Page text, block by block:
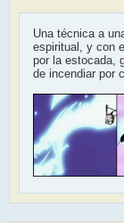
Una técnica a
espiritual, y con
por la estocada,
de incendiar por